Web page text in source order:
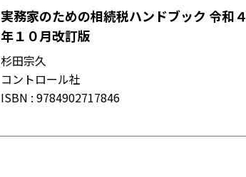
実務家のための相続税ハンドブック 令和４
年１０月改訂版
杉田宗久
コントロール社
ISBN : 9784902717846